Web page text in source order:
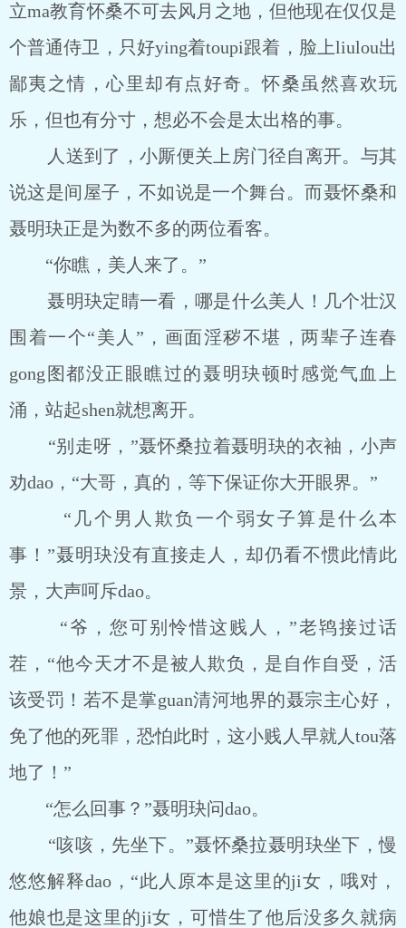
立ma教育怀桑不可去风月之地，但他现在仅仅是
个普通侍卫，只好ying着toupi跟着，脸上liulou出
鄙夷之情，心里却有点好奇。怀桑虽然喜欢玩
乐，但也有分寸，想必不会是太出格的事。
人送到了，小厮便关上房门径自离开。与其
说这是间屋子，不如说是一个舞台。而聂怀桑和
聂明玦正是为数不多的两位看客。
“你瞧，美人来了。”
聂明玦定睛一看，哪是什么美人！几个壮汉
围着一个“美人”，画面淫秽不堪，两辈子连春
gong图都没正眼瞧过的聂明玦顿时感觉气血上
涌，站起shen就想离开。
“别走呀，”聂怀桑拉着聂明玦的衣袖，小声
劝dao，“大哥，真的，等下保证你大开眼界。”
“几个男人欺负一个弱女子算是什么本
事！”聂明玦没有直接走人，却仍看不惯此情此
景，大声呵斥dao。
“爷，您可别怜惜这贱人，”老鸨接过话
茬，“他今天才不是被人欺负，是自作自受，活
该受罚！若不是掌guan清河地界的聂宗主心好，
免了他的死罪，恐怕此时，这小贱人早就人tou落
地了！”
“怎么回事？”聂明玦问dao。
“咳咳，先坐下。”聂怀桑拉聂明玦坐下，慢
悠悠解释dao，“此人原本是这里的ji女，哦对，
他娘也是这里的ji女，可惜生了他后没多久就病